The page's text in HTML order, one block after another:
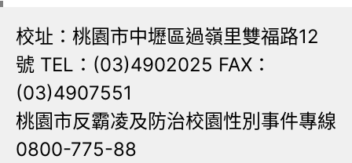
校址：桃園市中壢區過嶺里雙福路12
號 TEL：(03)4902025 FAX：
(03)4907551
桃園市反霸凌及防治校園性別事件專線
0800-775-88